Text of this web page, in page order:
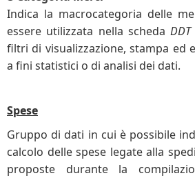
Indica la macrocategoria delle
essere utilizzata nella scheda
filtri di visualizzazione, stampa ed
a fini statistici o di analisi dei dati.
Spese
Gruppo di dati in cui è possibile
calcolo delle spese legate alla
proposte durante la